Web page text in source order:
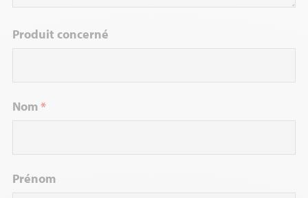
Produit concerné
Nom*
Prénom